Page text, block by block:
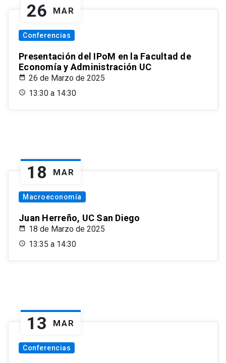
26 MAR
Conferencias
Presentación del IPoM en la Facultad de
Economía y Administración UC
26 de Marzo de 2025
13:30 a 14:30
18 MAR
Macroeconomía
Juan Herreño, UC San Diego
18 de Marzo de 2025
13:35 a 14:30
13 MAR
Conferencias